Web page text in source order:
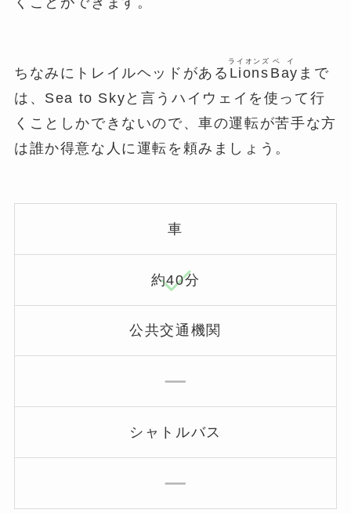
ちなみにトレイルヘッドがある Lions
ライオンズ
Bay
ベイ
まで
は、Sea to Skyと言うハイウェイを使って行
くことしかできないので、車の運転が苦手な方
は誰か得意な人に運転を頼みましょう。
車
約40分
公共交通機関
シャトルバス